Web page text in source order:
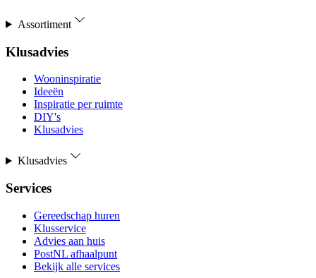
Assortiment
Klusadvies
Wooninspiratie
Ideeën
Inspiratie per ruimte
DIY's
Klusadvies
Klusadvies
Services
Gereedschap huren
Klusservice
Advies aan huis
PostNL afhaalpunt
Bekijk alle services